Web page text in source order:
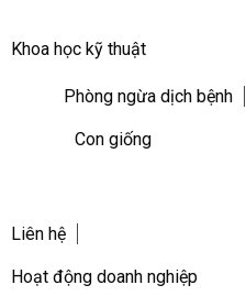
Khoa học kỹ thuật
Phòng ngừa dịch bệnh
Con giống
Liên hệ
Hoạt động doanh nghiệp